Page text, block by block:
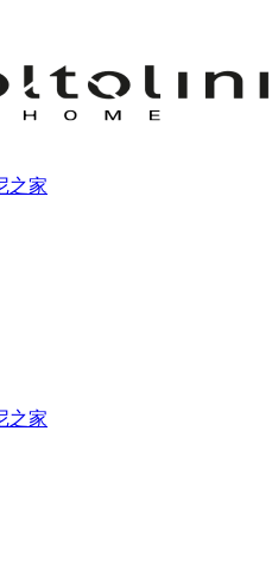
之家
之家